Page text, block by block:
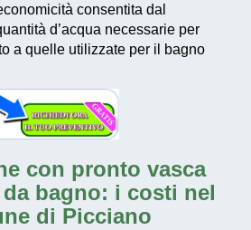
consentita dal
d’acqua necessarie per
a quelle utilizzate per il bagno
con pronto vasca
bagno: i costi nel
di Picciano